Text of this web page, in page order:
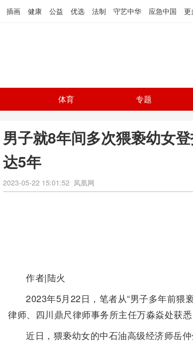
插画 健康 公益 优选 法制 守艺中华 应急中国 更
体育 专题
男子就8年间多次猥亵幼女
达5年
2023-05-22 15:01:52 凤凰网
作者|陆火
2023年5月22日，笔者从“男子多年前猥
律师、四川鼎尺律师事务所主任万淼焱处获悉
近日，猥亵幼女的中石油高级经济师岳